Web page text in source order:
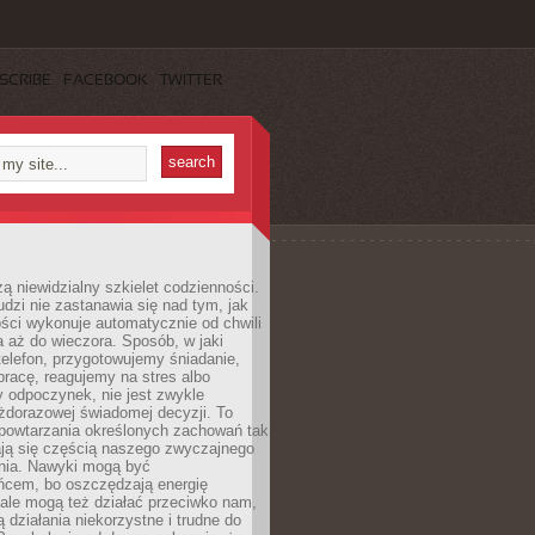
FACEBOOK TWITTER
niewidzialny szkielet codzienności.
nie zastanawia się nad tym, jak
wykonuje automatycznie od chwili
aż do wieczora. Sposób, w jaki
przygotowujemy śniadanie,
reagujemy na stres albo
odpoczynek, nie jest zwykle
świadomej decyzji. To
określonych zachowań tak
się częścią naszego zwyczajnego
Nawyki mogą być
bo oszczędzają energię
mogą też działać przeciwko nam,
działania niekorzystne i trudne do